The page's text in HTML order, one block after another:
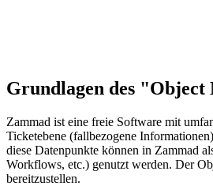
Grundlagen des
Zammad ist eine freie Software mit
Ticketebene (fallbezogene
diese Datenpunkte können in Zammad
Workflows, etc.) genutzt werden. Der
bereitzustellen.